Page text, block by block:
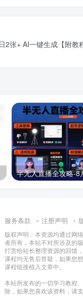
张+ AI一键生成【附教
服务条款 注册声明
版权声明：本资源均通过网
者所有，本站不对所涉及的
打赏给站长整理资源的回馈
课程均无售后答疑，如果您
课程链接植入文章中。
本站所发布的一切学习教程
除，如果您喜欢该资料，请